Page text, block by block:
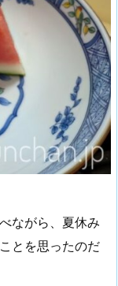
ながら、夏休み
とを思ったのだ